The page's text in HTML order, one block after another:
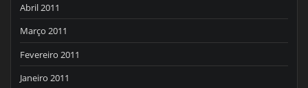
Abril 2011
Março 2011
Fevereiro 2011
Janeiro 2011